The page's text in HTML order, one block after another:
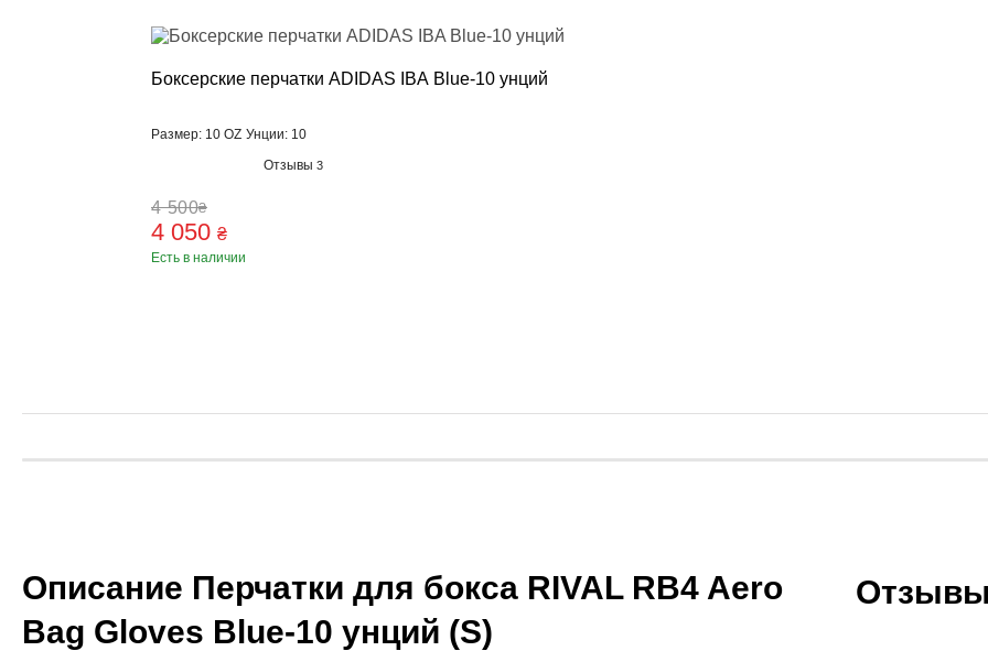
Боксерские перчатки ADIDAS IBA Blue-10 унций
Размер: 10 OZ Унции: 10
Отзывы3
4 500₴
4 050 ₴
Есть в наличии
Описание Перчатки для бокса RIVAL RB4 Aero
Bag Gloves Blue-10 унций (S)
Отзывы